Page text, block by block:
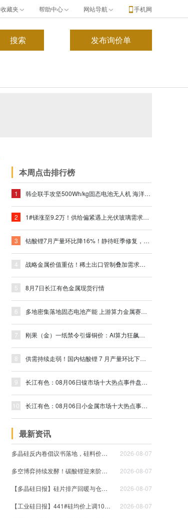
收藏夹 帮助中心 网站导航 手机网
本周点击排行榜
1 韩企联手攻坚500Wh/kg固态电池无人机 海洋场景商业化迎来关键突破
2 1#锑涨至9.2万！供给偏紧遇上光伏玻璃需求，小金属锑强势运行
3 钴酸锂7月产量环比降16%！静待旺季修复，1#钴报33.1万下挫1万
4 战略金属价值重估！稀土出口管制叠加需求，小金属稀缺性凸显
5 8月7日长江有色金属现货行情
6 多地密集落地固态电池产能 上游算力金属赛道再添新需求增量
7 刚果（金）一纸禁令引爆铜价：AI算力狂飙遇上资源民族主义，谁在重新定价"算力金属"？
8 供需持续走弱！国内钴酸锂 7 月产量环比下滑 16%，静待旺季修复
9 长江有色：08月06日镍市场十大热点事件盘点｜印尼配额黑天鹅
10 长江有色：08月06日小金属市场十大热点事件盘点｜出口管制升级 锗钨领涨
最新资讯
多晶硅反内卷倡议书落地，硅料价格迎来成本底线？ 2026-08-07
多空博弈持续发酵！碳酸锂迎来阶段性支撑，低位震荡格局难打破 2026-08-07
【多晶硅日报】硅片排产回暖与仓单去化共振，7日多晶硅现货大涨3750元 2026-08-07
【工业硅日报】441#硅均价上调100元，现货成交氛围回暖 2026-08-07